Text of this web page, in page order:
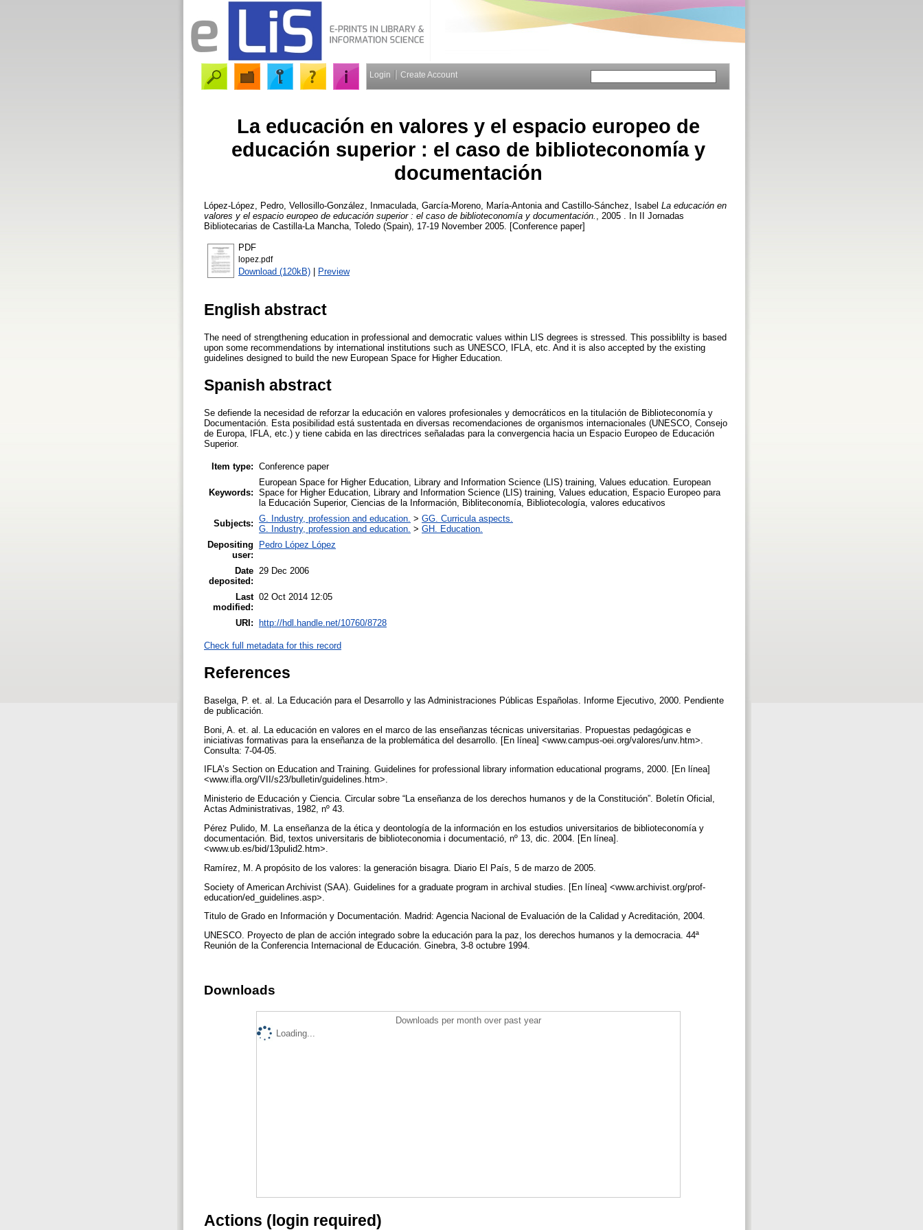
Login Create Account
La educación en valores y el espacio europeo de
educación superior : el caso de biblioteconomía y
documentación
López-López, Pedro Vellosillo-González, Inmaculada García-Moreno, María-Antonia and Castillo-Sánchez, Isabel La educación en
valores y el espacio europeo de educación superior : el caso de biblioteconomía y documentación.
, 2005 . In II Jornadas
Bibliotecarias de Castilla-La Mancha, Toledo (Spain), 17-19 November 2005. [Conference paper]
PDF
lopez.pdf
Download (120kB) | Preview
English abstract
The need of strengthening education in professional and democratic values within LIS degrees is stressed. This possiblilty is based
upon some recommendations by international institutions such as UNESCO, IFLA, etc. And it is also accepted by the existing
guidelines designed to build the new European Space for Higher Education.
Spanish abstract
Se defiende la necesidad de reforzar la educación en valores profesionales y democráticos en la titulación de Biblioteconomía y
Documentación. Esta posibilidad está sustentada en diversas recomendaciones de organismos internacionales (UNESCO, Consejo
de Europa, IFLA, etc.) y tiene cabida en las directrices señaladas para la convergencia hacia un Espacio Europeo de Educación
Superior.
Item type: Conference paper
Keywords:
European Space for Higher Education, Library and Information Science (LIS) training, Values education. European
Space for Higher Education, Library and Information Science (LIS) training, Values education, Espacio Europeo para
la Educación Superior, Ciencias de la Información, Bibliteconomía, Bibliotecología, valores educativos
Subjects: G. Industry, profession and education. > GG. Curricula aspects.
G. Industry, profession and education. > GH. Education.
Depositing
user:
Pedro López López
Date
deposited:
29 Dec 2006
Last
modified:
02 Oct 2014 12:05
URI: http://hdl.handle.net/10760/8728
Check full metadata for this record
References
Baselga, P. et. al. La Educación para el Desarrollo y las Administraciones Públicas Españolas. Informe Ejecutivo, 2000. Pendiente
de publicación.
Boni, A. et. al. La educación en valores en el marco de las enseñanzas técnicas universitarias. Propuestas pedagógicas e
iniciativas formativas para la enseñanza de la problemática del desarrollo. [En línea] <www.campus-oei.org/valores/unv.htm>.
Consulta: 7-04-05.
IFLA’s Section on Education and Training. Guidelines for professional library information educational programs, 2000. [En línea]
<www.ifla.org/VII/s23/bulletin/guidelines.htm>.
Ministerio de Educación y Ciencia. Circular sobre “La enseñanza de los derechos humanos y de la Constitución”. Boletín Oficial,
Actas Administrativas, 1982, nº 43.
Pérez Pulido, M. La enseñanza de la ética y deontología de la información en los estudios universitarios de biblioteconomía y
documentación. Bid, textos universitaris de biblioteconomia i documentació, nº 13, dic. 2004. [En línea].
<www.ub.es/bid/13pulid2.htm>.
Ramírez, M. A propósito de los valores: la generación bisagra. Diario El País, 5 de marzo de 2005.
Society of American Archivist (SAA). Guidelines for a graduate program in archival studies. [En línea] <www.archivist.org/prof-
education/ed_guidelines.asp>.
Titulo de Grado en Información y Documentación. Madrid: Agencia Nacional de Evaluación de la Calidad y Acreditación, 2004.
UNESCO. Proyecto de plan de acción integrado sobre la educación para la paz, los derechos humanos y la democracia. 44ª
Reunión de la Conferencia Internacional de Educación. Ginebra, 3-8 octubre 1994.
Downloads
Downloads per month over past year
Loading...
Actions (login required)